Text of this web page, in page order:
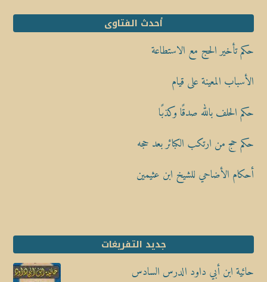
أحدث الفتاوى
حكم تأخير الحج مع الاستطاعة
الأسباب المعينة على قيام
حكم الحلف بالله صدقًا وكذبًا
حكم حج من ارتكب الكبائر بعد حجه
أحكام الأضاحي للشيخ ابن عثيمين
جديد التفريغات
حائية ابن أبي داود الدرس السادس